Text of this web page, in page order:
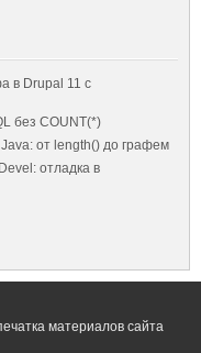
в Drupal 11 с
без COUNT(*)
от length() до графем
отладка в
материалов сайта